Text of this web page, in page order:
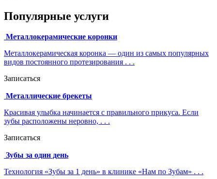
Популярные услуги
Металлокерамические коронки
Металлокерамическая коронка — один из самых популярных
видов постоянного протезирования . . .
Записаться
Металлические брекеты
Красивая улыбка начинается с правильного прикуса. Если
зубы расположены неровно, . . .
Записаться
Зубы за один день
Технология «Зубы за 1 день» в клинике «Нам по Зубам» . . .